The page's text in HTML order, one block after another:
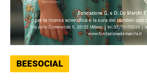
BEESOCIAL